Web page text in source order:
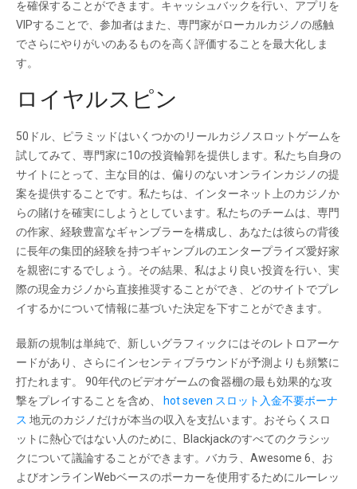
を確保することができます。キャッシュバックを行い、アプリを
VIPすることで、参加者はまた、専門家がローカルカジノの感触
でさらにやりがいのあるものを高く評価することを最大化しま
す。
ロイヤルスピン
50ドル、ピラミッドはいくつかのリールカジノスロットゲームを
試してみて、専門家に10の投資輪郭を提供します。私たち自身の
サイトにとって、主な目的は、偏りのないオンラインカジノの提
案を提供することです。私たちは、インターネット上のカジノか
らの賭けを確実にしようとしています。私たちのチームは、専門
の作家、経験豊富なギャンブラーを構成し、あなたは彼らの背後
に長年の集団的経験を持つギャンブルのエンタープライズ愛好家
を親密にするでしょう。その結果、私はより良い投資を行い、実
際の現金カジノから直接推奨することができ、どのサイトでプレ
イするかについて情報に基づいた決定を下すことができます。
最新の規制は単純で、新しいグラフィックにはそのレトロアーケ
ードがあり、さらにインセンティブラウンドが予測よりも頻繁に
打たれます。 90年代のビデオゲームの食器棚の最も効果的な攻
撃をプレイすることを含め、
hot seven スロット入金不要ボーナ
ス 地元のカジノだけが本当の収入を支払います。おそらくスロ
ットに熱心ではない人のために、Blackjackのすべてのクラシッ
クについて議論することができます。バカラ、Awesome 6、お
よびオンラインWebベースのポーカーを使用するためにルーレッ